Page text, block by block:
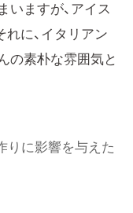
ますが、アイス
に、イタリアン
の素朴な雰囲気と
りに影響を与えた